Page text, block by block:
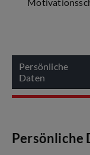
Persönliche
Daten
Persönliche